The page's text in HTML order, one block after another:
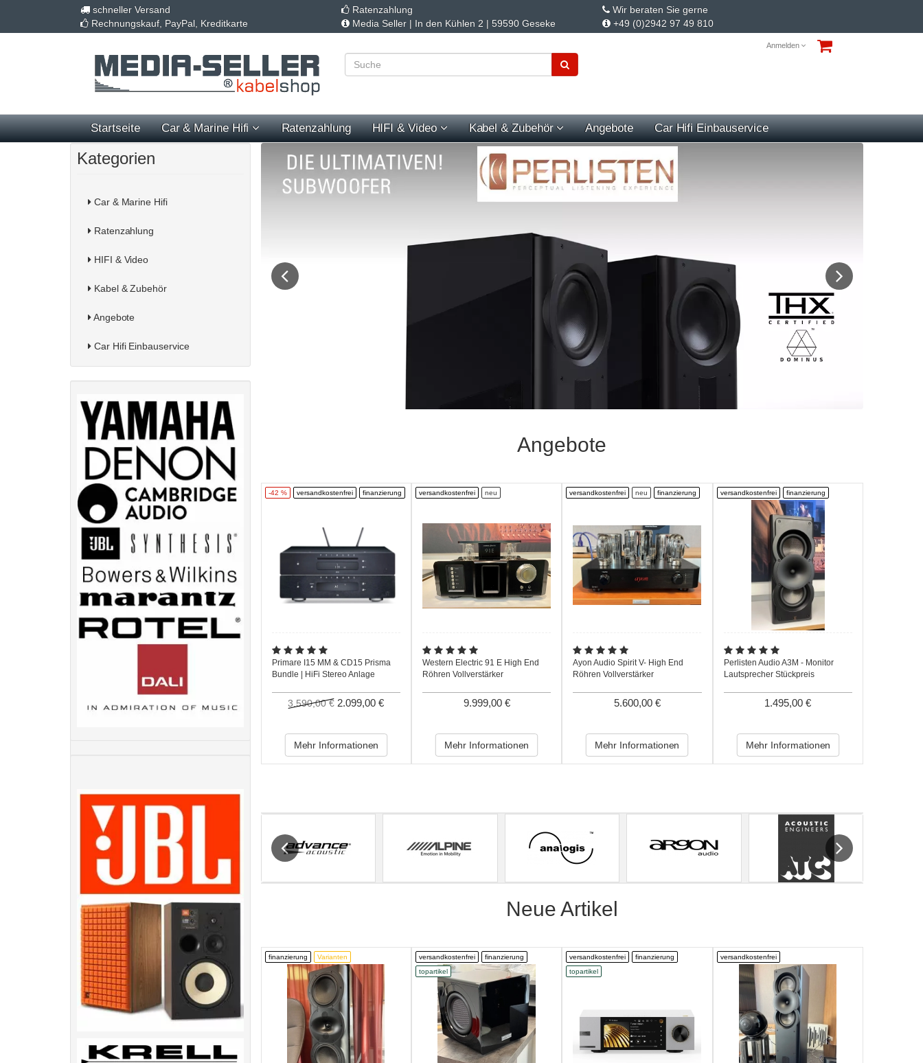
schneller Versand Ratenzahlung
Wir beraten Sie gerne
Rechnungskauf, PayPal, Kreditkarte
Media Seller | In den Kühlen 2 | 59590 Geseke +49 (0)2942 97 49 810
Anmelden
Startseite Car & Marine Hifi Ratenzahlung HIFI & Video Kabel & Zubehör Angebote Car Hifi Einbauservice
Kategorien
Car & Marine Hifi
Ratenzahlung
HIFI & Video
Kabel & Zubehör
Angebote
Car Hifi Einbauservice
Next
Angebote
-42 % versandkostenfrei finanzierung
Primare I15 MM & CD15 Prisma
Bundle | HiFi Stereo Anlage
3.590,00 € 2.099,00 €
Mehr Informationen
versandkostenfrei neu
Western Electric 91 E High End
Röhren Vollverstärker
9.999,00 €
Mehr Informationen
versandkostenfrei neu finanzierung
Ayon Audio Spirit V- High End
Röhren Vollverstärker
5.600,00 €
Mehr Informationen
versandkostenfrei finanzierung
Perlisten Audio A3M - Monitor
Lautsprecher Stückpreis
1.495,00 €
Mehr Informationen
Neue Artikel
finanzierung Varianten versandkostenfrei
finanzierung
topartikel
versandkostenfrei
finanzierung
topartikel
versandkostenfrei